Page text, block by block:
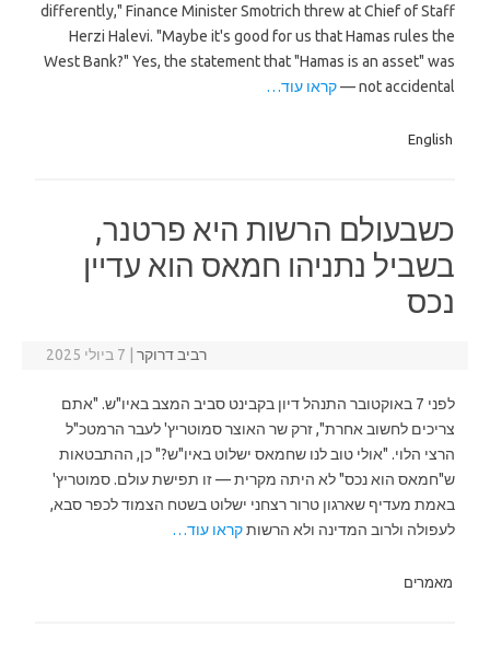
differently," Finance Minister Smotrich threw at Chief of Staff
Herzi Halevi. "Maybe it's good for us that Hamas rules the
West Bank?" Yes, the statement that "Hamas is an asset" was
not accidental —
קראו עוד…
English
כשבעולם הרשות היא פרטנר,
בשביל נתניהו חמאס הוא עדיין
נכס
רביב דרוקר 7 ביולי 2025
לפני 7 באוקטובר התנהל דיון בקבינט סביב המצב באיו"ש. "אתם
צריכים לחשוב אחרת", זרק שר האוצר סמוטריץ' לעבר הרמטכ"ל
הרצי הלוי. "אולי טוב לנו שחמאס ישלוט באיו"ש?" כן, ההתבטאות
ש"חמאס הוא נכס" לא היתה מקרית — זו תפישת עולם. סמוטריץ'
באמת מעדיף שארגון טרור רצחני ישלוט בשטח הצמוד לכפר סבא,
לעפולה ולרוב המדינה ולא הרשותקראו עוד…
מאמרים